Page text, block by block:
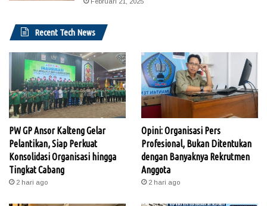
Recent Tech News
PW GP Ansor Kalteng Gelar
Pelantikan, Siap Perkuat
Konsolidasi Organisasi hingga
Tingkat Cabang
2 hari ago
Opini: Organisasi Pers
Profesional, Bukan Ditentukan
dengan Banyaknya Rekrutmen
Anggota
2 hari ago